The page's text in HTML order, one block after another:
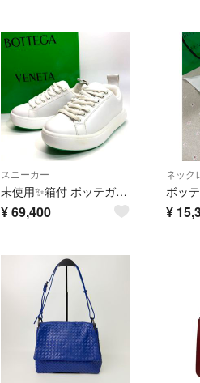
スニーカー
未使用✨箱付 ボッテガヴェネタ ピロー ロートップスニーカー ホワイト／グリーン
¥69,400
ネック
¥